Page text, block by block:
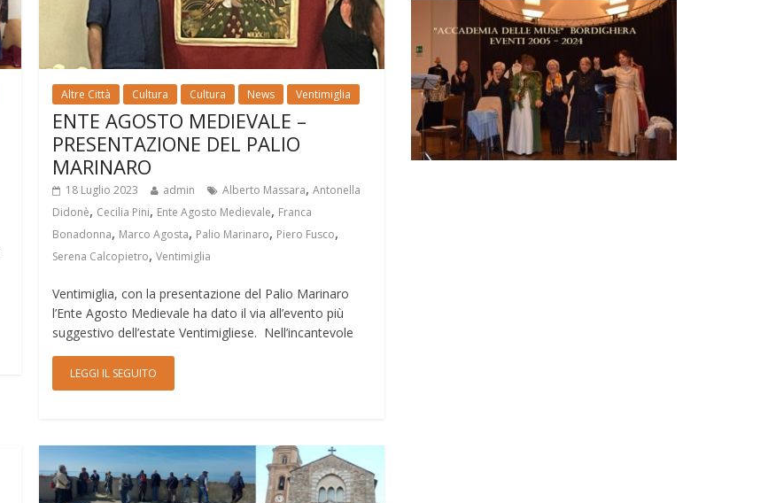
Altre Città Cultura Cultura News Ventimiglia
ENTE AGOSTO MEDIEVALE –
PRESENTAZIONE DEL PALIO
MARINARO
18 Luglio 2023 admin Alberto Massara,Antonella
Didonè, Cecilia Pini, Ente Agosto Medievale, Franca
Bonadonna, Marco Agosta, Palio Marinaro, Piero Fusco,
Serena Calcopietro,Ventimiglia
Ventimiglia, con la presentazione del Palio Marinaro
l’Ente Agosto Medievale ha dato il via all’evento più
suggestivo dell’estate Ventimigliese. Nell’incantevole
LEGGI IL SEGUITO